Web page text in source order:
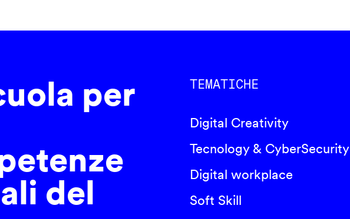
per
del
TEMATICHE
Digital Creativity
Tecnology & CyberSecurity
Digital workplace
Soft Skill